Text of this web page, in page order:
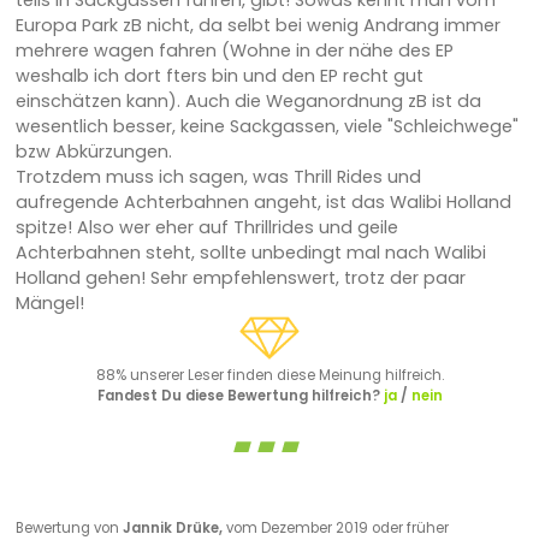
Europa Park zB nicht, da selbt bei wenig Andrang immer
mehrere wagen fahren (Wohne in der nähe des EP
weshalb ich dort fters bin und den EP recht gut
einschätzen kann). Auch die Weganordnung zB ist da
wesentlich besser, keine Sackgassen, viele "Schleichwege"
bzw Abkürzungen.
Trotzdem muss ich sagen, was Thrill Rides und
aufregende Achterbahnen angeht, ist das Walibi Holland
spitze! Also wer eher auf Thrillrides und geile
Achterbahnen steht, sollte unbedingt mal nach Walibi
Holland gehen! Sehr empfehlenswert, trotz der paar
Mängel!
88% unserer Leser finden diese Meinung hilfreich.
Fandest Du diese Bewertung hilfreich? ja/ nein
Bewertung von Jannik Drüke,vom Dezember 2019 oder früher